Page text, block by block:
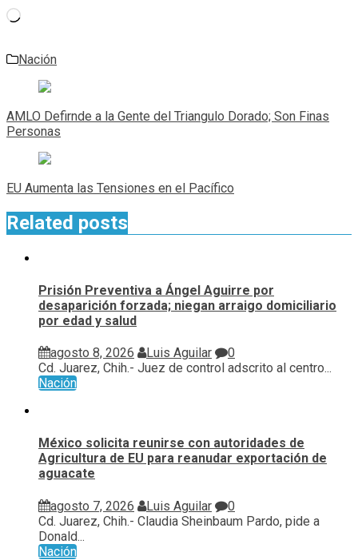
Cargando...
Nación
Navegación
de
entradas
AMLO Defirnde a la Gente del Triangulo Dorado; Son Finas
Personas
EU Aumenta las Tensiones en el Pacífico
Related posts
Prisión Preventiva a Ángel Aguirre por
desaparición forzada; niegan arraigo domiciliario
por edad y salud
agosto 8, 2026 Luis Aguilar
0
Cd. Juarez, Chih.- Juez de control adscrito al centro...
Nación
México solicita reunirse con autoridades de
Agricultura de EU para reanudar exportación de
aguacate
agosto 7, 2026 Luis Aguilar
0
Cd. Juarez, Chih.- Claudia Sheinbaum Pardo, pide a
Donald...
Nación